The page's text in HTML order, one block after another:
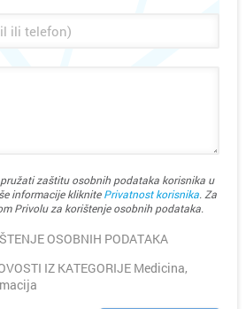
zaštitu osobnih podataka korisnika u
informacije kliknitePrivatnost korisnika. Za
Privolu za korištenje osobnih podataka.
OSOBNIH PODATAKA
IZ KATEGORIJE Medicina,